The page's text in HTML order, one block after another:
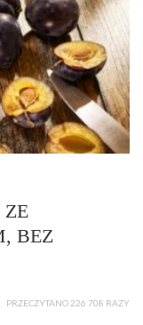
ZE
BEZ
PRZECZYTANO 226 708 RAZY